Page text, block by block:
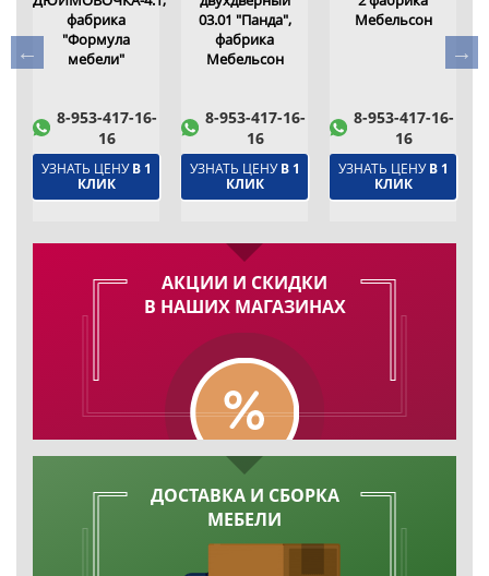
фабрика
"Формула
мебели"
8-953-417-16-
16
УЗНАТЬ ЦЕНУВ 1
КЛИК
03.01 "Панда",
фабрика
Мебельсон
8-953-417-16-
16
УЗНАТЬ ЦЕНУВ 1
КЛИК
Мебельсон
8-953-417-16-
16
УЗНАТЬ ЦЕНУВ 1
КЛИК
АКЦИИ И СКИДКИ
В НАШИХ МАГАЗИНАХ
ДОСТАВКА И СБОРКА
МЕБЕЛИ